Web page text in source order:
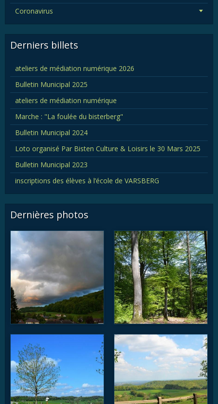
Coronavirus
Derniers billets
ateliers de médiation numérique 2026
Bulletin Municipal 2025
ateliers de médiation numérique
Marche : "La foulée du bisterberg"
Bulletin Municipal 2024
Loto organisé Par Bisten Culture & Loisirs le 30 Mars 2025
Bulletin Municipal 2023
inscriptions des élèves à l’école de VARSBERG
Dernières photos